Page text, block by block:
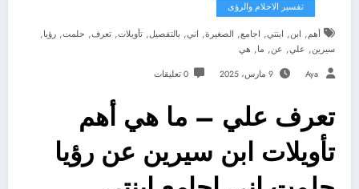
تفسير الاحلام والرؤى
أهم, ابن, ابنتي, اجامع, الصغيرة, اني, بالتفصيل, تأويلات, تعرف, حلمت, رؤيا,
سيرين, علي, عن, ما, هي
Aya 9 مارس، 2025 0 تعليقات
تعرف علي – ما هي أهم
تأويلات ابن سيرين عن رؤيا